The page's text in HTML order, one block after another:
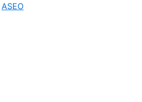
ASEO